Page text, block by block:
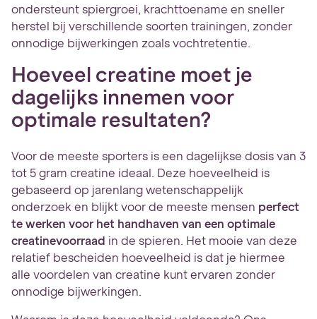
ondersteunt spiergroei, krachttoename en sneller
herstel bij verschillende soorten trainingen, zonder
onnodige bijwerkingen zoals vochtretentie.
Hoeveel creatine moet je
dagelijks innemen voor
optimale resultaten?
Voor de meeste sporters is een dagelijkse dosis van 3
tot 5 gram creatine ideaal. Deze hoeveelheid is
gebaseerd op jarenlang wetenschappelijk
onderzoek en blijkt voor de meeste mensen perfect
te werken voor het handhaven van een optimale
creatinevoorraad in de spieren. Het mooie van deze
relatief bescheiden hoeveelheid is dat je hiermee
alle voordelen van creatine kunt ervaren zonder
onnodige bijwerkingen.